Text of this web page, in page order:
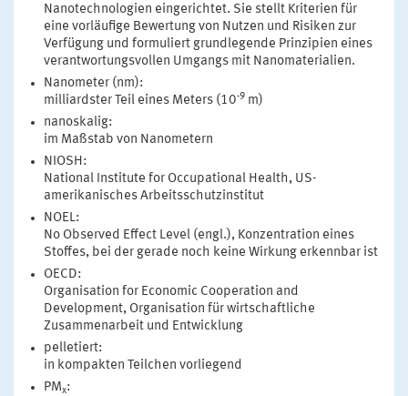
Nanotechnologien eingerichtet. Sie stellt Kriterien für
eine vorläufige Bewertung von Nutzen und Risiken zur
Verfügung und formuliert grundlegende Prinzipien eines
verantwortungsvollen Umgangs mit Nanomaterialien.
Nanometer (nm):
milliardster Teil eines Meters (10-9m)
nanoskalig:
im Maßstab von Nanometern
NIOSH:
National Institute for Occupational Health, US-
amerikanisches Arbeitsschutzinstitut
NOEL:
No Observed Effect Level (engl.), Konzentration eines
Stoffes, bei der gerade noch keine Wirkung erkennbar ist
OECD:
Organisation for Economic Cooperation and
Development, Organisation für wirtschaftliche
Zusammenarbeit und Entwicklung
pelletiert:
in kompakten Teilchen vorliegend
PMx: